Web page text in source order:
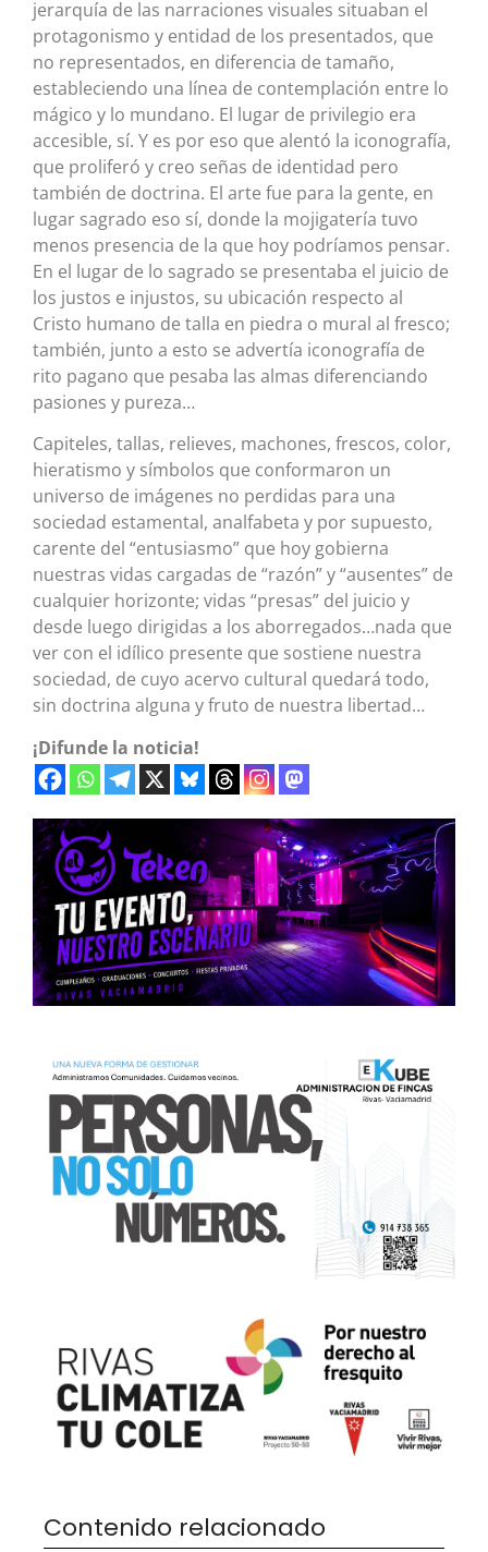
jerarquía de las narraciones visuales situaban el
protagonismo y entidad de los presentados, que
no representados, en diferencia de tamaño,
estableciendo una línea de contemplación entre lo
mágico y lo mundano. El lugar de privilegio era
accesible, sí. Y es por eso que alentó la iconografía,
que proliferó y creo señas de identidad pero
también de doctrina. El arte fue para la gente, en
lugar sagrado eso sí, donde la mojigatería tuvo
menos presencia de la que hoy podríamos pensar.
En el lugar de lo sagrado se presentaba el juicio de
los justos e injustos, su ubicación respecto al
Cristo humano de talla en piedra o mural al fresco;
también, junto a esto se advertía iconografía de
rito pagano que pesaba las almas diferenciando
pasiones y pureza…
Capiteles, tallas, relieves, machones, frescos, color,
hieratismo y símbolos que conformaron un
universo de imágenes no perdidas para una
sociedad estamental, analfabeta y por supuesto,
carente del “entusiasmo” que hoy gobierna
nuestras vidas cargadas de “razón” y “ausentes” de
cualquier horizonte; vidas “presas” del juicio y
desde luego dirigidas a los aborregados…nada que
ver con el idílico presente que sostiene nuestra
sociedad, de cuyo acervo cultural quedará todo,
sin doctrina alguna y fruto de nuestra libertad…
¡Difunde la noticia!
Contenido relacionado